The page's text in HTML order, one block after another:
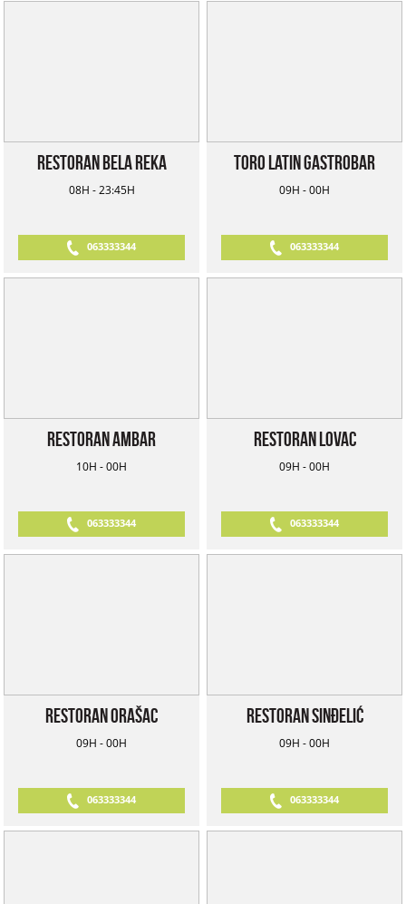
Restoran Bela Reka
08H - 23:45H
063333344
Toro Latin Gastrobar
09H - 00H
063333344
Restoran Ambar
10H - 00H
063333344
Restoran Lovac
09H - 00H
063333344
Restoran Orašac
09H - 00H
063333344
Restoran Sinđelić
09H - 00H
063333344